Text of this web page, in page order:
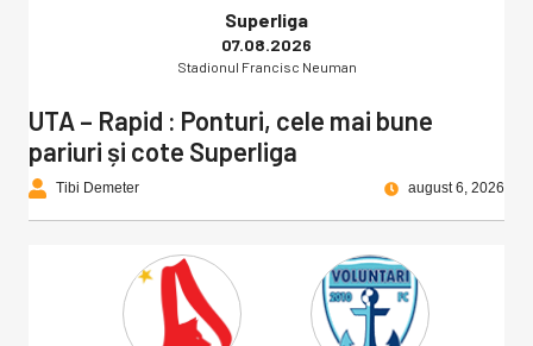
Superliga
07.08.2026
Stadionul Francisc Neuman
UTA – Rapid : Ponturi, cele mai bune
pariuri și cote Superliga
Tibi Demeter august 6, 2026